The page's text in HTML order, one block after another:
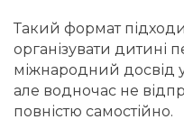
Такий формат
організувати дитині
міжнародний досвід
але водночас не
повністю самостійно.